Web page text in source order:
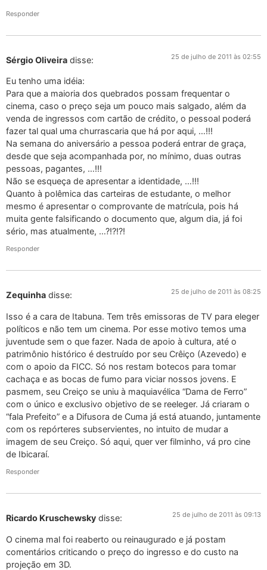
Responder
Sérgio Oliveira disse: 25 de julho de 2011 às 02:55
Eu tenho uma idéia:
Para que a maioria dos quebrados possam frequentar o
cinema, caso o preço seja um pouco mais salgado, além da
venda de ingressos com cartão de crédito, o pessoal poderá
fazer tal qual uma churrascaria que há por aqui, …!!!
Na semana do aniversário a pessoa poderá entrar de graça,
desde que seja acompanhada por, no mínimo, duas outras
pessoas, pagantes, …!!!
Não se esqueça de apresentar a identidade, …!!!
Quanto à polêmica das carteiras de estudante, o melhor
mesmo é apresentar o comprovante de matrícula, pois há
muita gente falsificando o documento que, algum dia, já foi
sério, mas atualmente, …?!?!?!
Responder
Zequinha disse: 25 de julho de 2011 às 08:25
Isso é a cara de Itabuna. Tem três emissoras de TV para eleger
políticos e não tem um cinema. Por esse motivo temos uma
juventude sem o que fazer. Nada de apoio à cultura, até o
patrimônio histórico é destruído por seu Crêiço (Azevedo) e
com o apoio da FICC. Só nos restam botecos para tomar
cachaça e as bocas de fumo para viciar nossos jovens. E
pasmem, seu Creiço se uniu à maquiavélica “Dama de Ferro”
com o único e exclusivo objetivo de se reeleger. Já criaram o
“fala Prefeito” e a Difusora de Cuma já está atuando, juntamente
com os repórteres subservientes, no intuito de mudar a
imagem de seu Creiço. Só aqui, quer ver filminho, vá pro cine
de Ibicaraí.
Responder
Ricardo Kruschewsky disse: 25 de julho de 2011 às 09:13
O cinema mal foi reaberto ou reinaugurado e já postam
comentários criticando o preço do ingresso e do custo na
projeção em 3D.